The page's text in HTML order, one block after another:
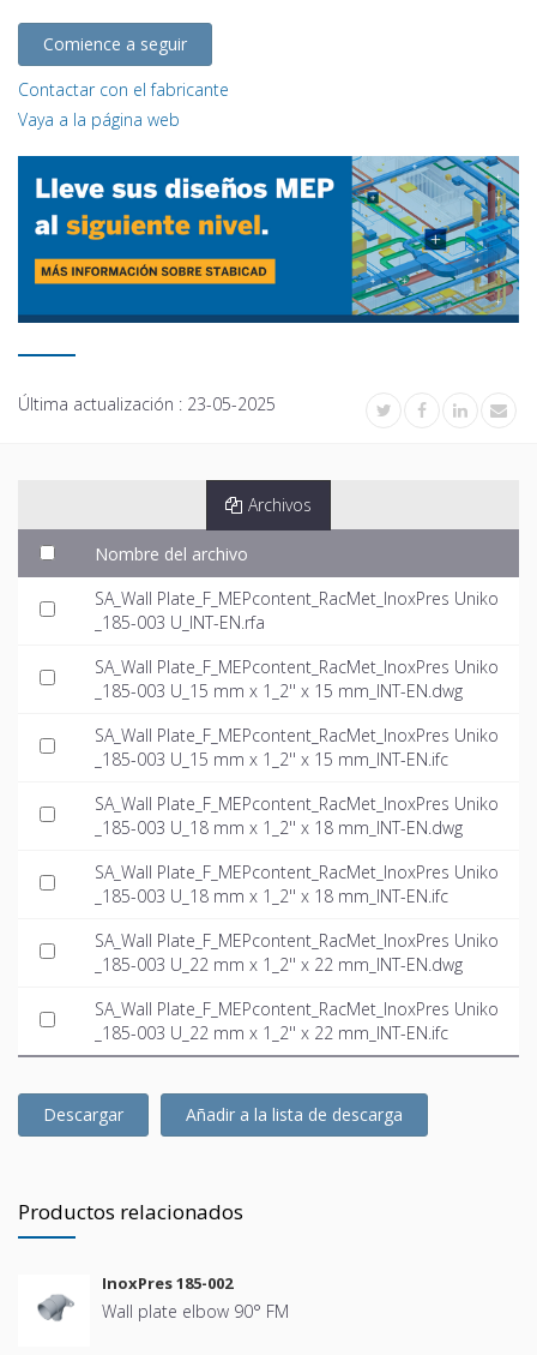
Comience a seguir
Contactar con el fabricante
Vaya a la página web
Última actualización : 23-05-2025
Archivos
Nombre del archivo
SA_Wall Plate_F_MEPcontent_RacMet_InoxPres Uniko
_185-003 U_INT-EN.rfa
SA_Wall Plate_F_MEPcontent_RacMet_InoxPres Uniko
_185-003 U_15 mm x 1_2'' x 15 mm_INT-EN.dwg
SA_Wall Plate_F_MEPcontent_RacMet_InoxPres Uniko
_185-003 U_15 mm x 1_2'' x 15 mm_INT-EN.ifc
SA_Wall Plate_F_MEPcontent_RacMet_InoxPres Uniko
_185-003 U_18 mm x 1_2'' x 18 mm_INT-EN.dwg
SA_Wall Plate_F_MEPcontent_RacMet_InoxPres Uniko
_185-003 U_18 mm x 1_2'' x 18 mm_INT-EN.ifc
SA_Wall Plate_F_MEPcontent_RacMet_InoxPres Uniko
_185-003 U_22 mm x 1_2'' x 22 mm_INT-EN.dwg
SA_Wall Plate_F_MEPcontent_RacMet_InoxPres Uniko
_185-003 U_22 mm x 1_2'' x 22 mm_INT-EN.ifc
Descargar Añadir a la lista de descarga
Productos relacionados
InoxPres 185-002
Wall plate elbow 90° FM